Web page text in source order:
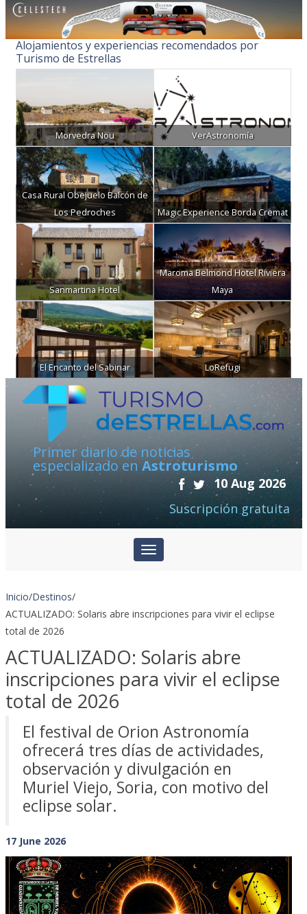
Alojamientos y experiencias recomendados por
Turismo de Estrellas
Morvedra Nou VerAstronomía
Casa Rural Obejuelo Balcón de
Los Pedroches
Magic Experience Borda Cremat
Sanmartina Hotel
Maroma Belmond Hotel Riviera
Maya
El Encanto del Sabinar LoRefugi
Primer diario de noticias
especializado en Astroturismo
10 Aug 2026
Suscripción gratuita
Inicio/Destinos/
ACTUALIZADO: Solaris abre inscripciones para vivir el eclipse
total de 2026
ACTUALIZADO: Solaris abre
inscripciones para vivir el eclipse
total de 2026
El festival de Orion Astronomía
ofrecerá tres días de actividades,
observación y divulgación en
Muriel Viejo, Soria, con motivo del
eclipse solar.
17 June 2026
Previous Next